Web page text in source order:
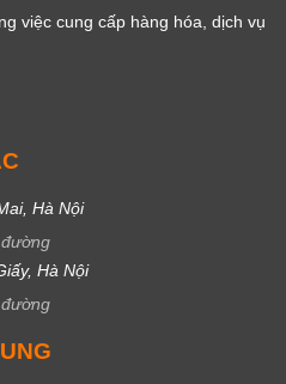
việc cung cấp hàng hóa, dịch vụ
Hà Nội
Hà Nội